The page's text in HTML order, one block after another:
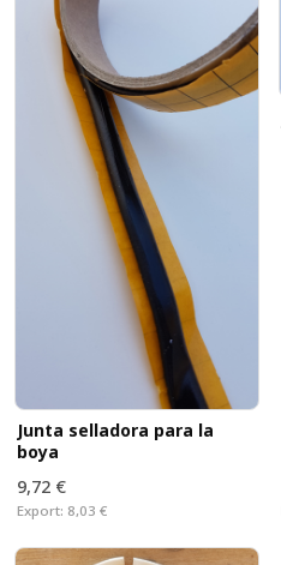
Junta selladora para la
boya
9,72 €
Export: 8,03 €